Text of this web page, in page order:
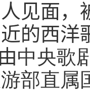
见面，
的西洋
中央歌
部直属